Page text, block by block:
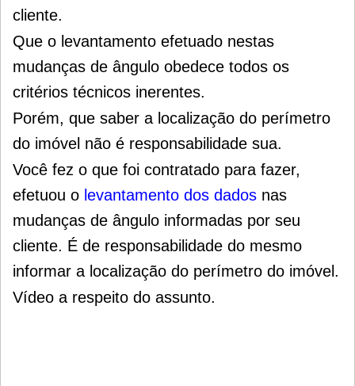
cliente.
Que o levantamento efetuado nestas
mudanças de ângulo obedece todos os
critérios técnicos inerentes.
Porém, que saber a localização do perímetro
do imóvel não é responsabilidade sua.
Você fez o que foi contratado para fazer,
efetuou o levantamento dos dados nas
mudanças de ângulo informadas por seu
cliente. É de responsabilidade do mesmo
informar a localização do perímetro do imóvel.
Vídeo a respeito do assunto.